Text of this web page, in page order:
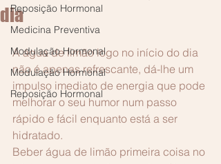
Reposição Hormonal
Medicina Preventiva
Modulação Hormonal
Modulação Hormonal
Reposição Hormonal
dia
A água de limão logo no início do dia
não é apenas refrescante, dá-lhe um
impulso imediato de energia que pode
melhorar o seu humor num passo
rápido e fácil enquanto está a ser
hidratado.
Beber água de limão primeira coisa no